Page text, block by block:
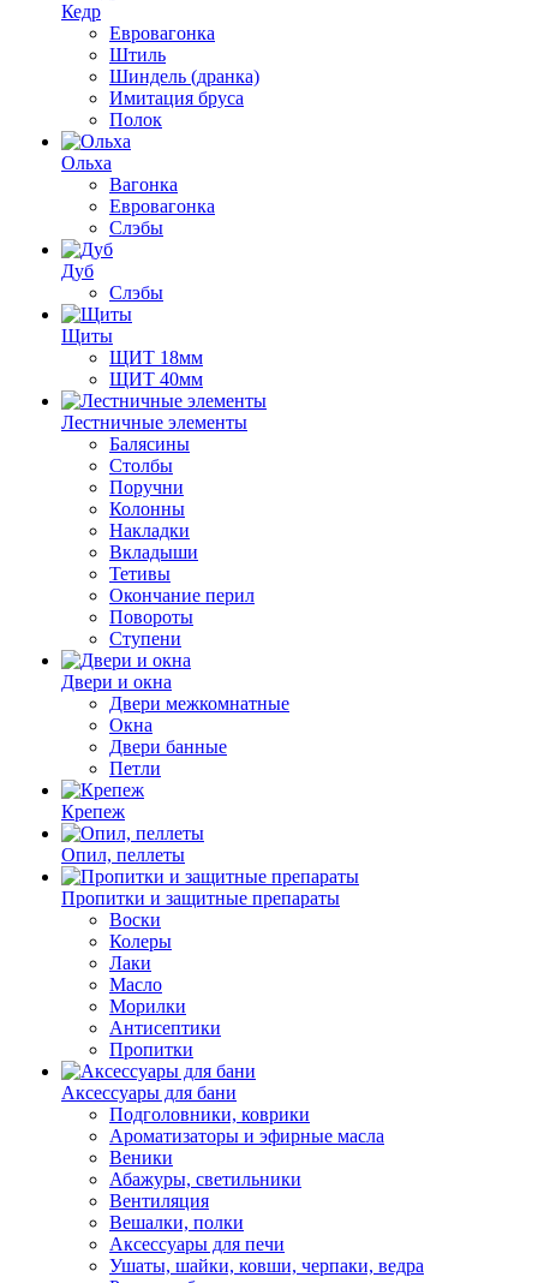
Кедр
Евровагонка
Штиль
Шиндель (дранка)
Имитация бруса
Полок
Ольха
Вагонка
Евровагонка
Слэбы
Дуб
Слэбы
Щиты
ЩИТ 18мм
ЩИТ 40мм
Лестничные элементы
Балясины
Столбы
Поручни
Колонны
Накладки
Вкладыши
Тетивы
Окончание перил
Повороты
Ступени
Двери и окна
Двери межкомнатные
Окна
Двери банные
Петли
Крепеж
Опил, пеллеты
Пропитки и защитные препараты
Воски
Колеры
Лаки
Масло
Морилки
Антисептики
Пропитки
Аксессуары для бани
Подголовники, коврики
Ароматизаторы и эфирные масла
Веники
Абажуры, светильники
Вентиляция
Вешалки, полки
Аксессуары для печи
Ушаты, шайки, ковши, черпаки, ведра